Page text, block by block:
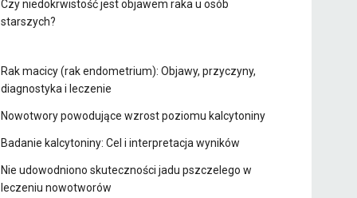
Czy niedokrwistość jest objawem raka u osób
starszych?
Rak macicy (rak endometrium): Objawy, przyczyny,
diagnostyka i leczenie
Nowotwory powodujące wzrost poziomu kalcytoniny
Badanie kalcytoniny: Cel i interpretacja wyników
Nie udowodniono skuteczności jadu pszczelego w
leczeniu nowotworów